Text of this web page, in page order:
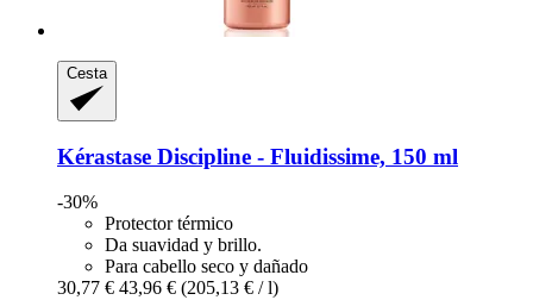
Cesta
Kérastase Discipline -​ Fluidissime, 150 ml
-30%
Protector térmico
Da suavidad y brillo.
Para cabello seco y dañado
30,77 € 43,96 € (205,13 € / l)